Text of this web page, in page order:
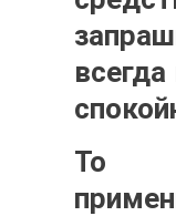
То